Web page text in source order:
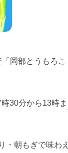
岡部とうもろこ
30分から13時ま
・朝もぎで味わえ